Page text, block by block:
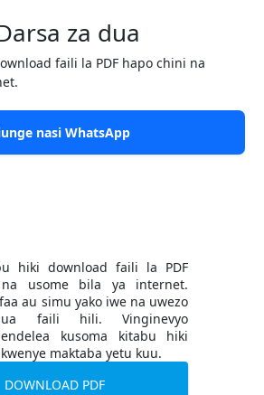
za dua
faili la PDF hapo chini na
nasi WhatsApp
hiki download faili la PDF
usome bila ya internet.
au simu yako iwe na uwezo
faili hili. Vinginevyo
kusoma kitabu hiki
maktaba yetu kuu.
DOWNLOAD PDF